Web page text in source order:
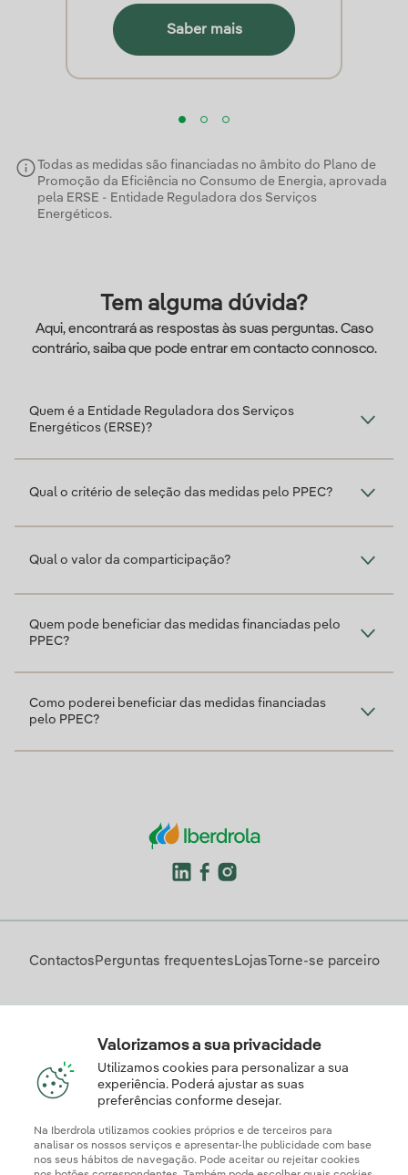
Saber mais
Todas as medidas são financiadas no âmbito do Plano de
Promoção da Eficiência no Consumo de Energia, aprovada
pela ERSE - Entidade Reguladora dos Serviços
Energéticos.
Tem alguma dúvida?
Aqui, encontrará as respostas às suas perguntas. Caso
contrário, saiba que pode entrar em contacto connosco.
Quem é a Entidade Reguladora dos Serviços
Energéticos (ERSE)?
Qual o critério de seleção das medidas pelo PPEC?
Qual o valor da comparticipação?
Quem pode beneficiar das medidas financiadas pelo
PPEC?
Como poderei beneficiar das medidas financiadas
pelo PPEC?
Contactos Perguntas frequentes LojasTorne-se parceiro
Valorizamos a sua privacidade
Utilizamos cookies para personalizar a sua
experiência. Poderá ajustar as suas
preferências conforme desejar.
Na Iberdrola utilizamos cookies próprios e de terceiros para
analisar os nossos serviços e apresentar-lhe publicidade com base
nos seus hábitos de navegação. Pode aceitar ou rejeitar cookies